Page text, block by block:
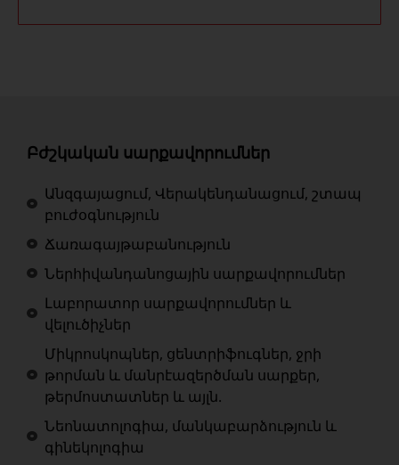
Բժշկական սարքավորումներ
Անզգայացում, Վերակենդանացում, շտապ
բուժօգնություն
Ճառագայթաբանություն
Ներհիվանդանոցային սարքավորումներ
Լաբորատոր սարքավորումներ և
վելուծիչներ
Միկրոսկոպներ, ցենտրիֆուգներ, ջրի
թորման և մանրէազերծման սարքեր,
թերմոստատներ և այլն.
Նեոնատոլոգիա, մանկաբարձություն և
գինեկոլոգիա